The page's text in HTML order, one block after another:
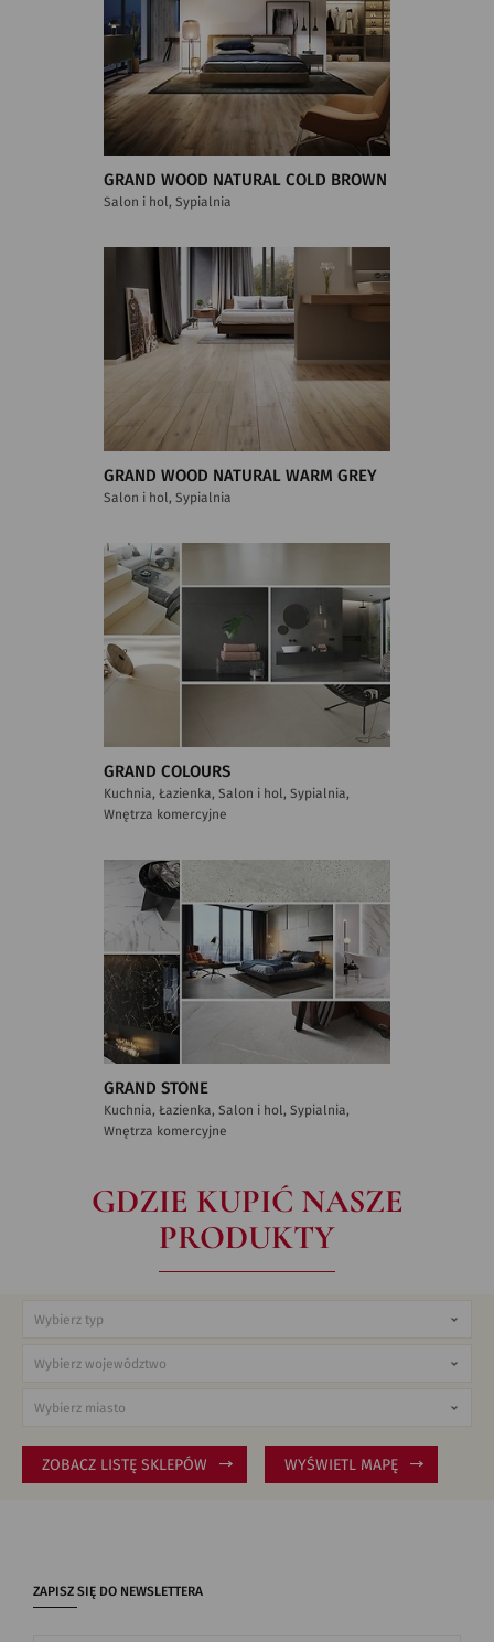
GRAND WOOD NATURAL COLD BROWN
Salon i hol, Sypialnia
GRAND WOOD NATURAL WARM GREY
Salon i hol, Sypialnia
GRAND COLOURS
Kuchnia, Łazienka, Salon i hol, Sypialnia,
Wnętrza komercyjne
GRAND STONE
Kuchnia, Łazienka, Salon i hol, Sypialnia,
Wnętrza komercyjne
GDZIE KUPIĆ NASZE
PRODUKTY
ZOBACZ LISTĘ SKLEPÓW WYŚWIETL MAPĘ
ZAPISZ SIĘ DO NEWSLETTERA